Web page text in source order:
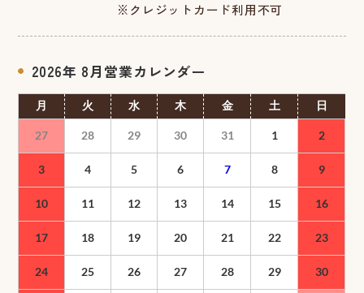
※クレジットカード利用不可
2026年 8月
月 火 水 木 金 土 日
27 28 29 30 31 1 2
3 4 5 6 7 8 9
10 11 12 13 14 15 16
17 18 19 20 21 22 23
24 25 26 27 28 29 30